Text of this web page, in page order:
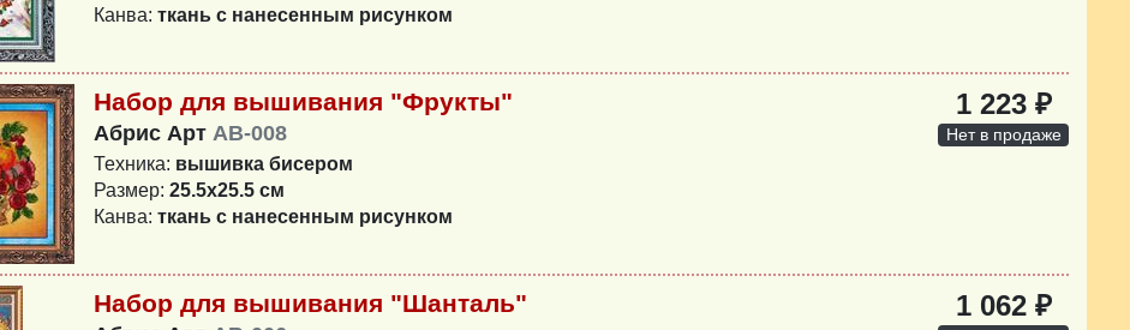
Канва: ткань с нанесенным рисунком
Набор для вышивания "Фрукты"
Абрис Арт AB-008
Техника: вышивка бисером
Размер: 25.5x25.5 см
Канва: ткань с нанесенным рисунком
1 223 ₽
Нет в продаже
Набор для вышивания "Шанталь" 1 062 ₽